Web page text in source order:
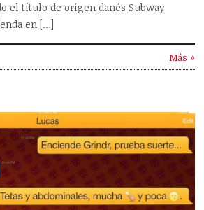
el título de origen danés Subway
en […]
Más »